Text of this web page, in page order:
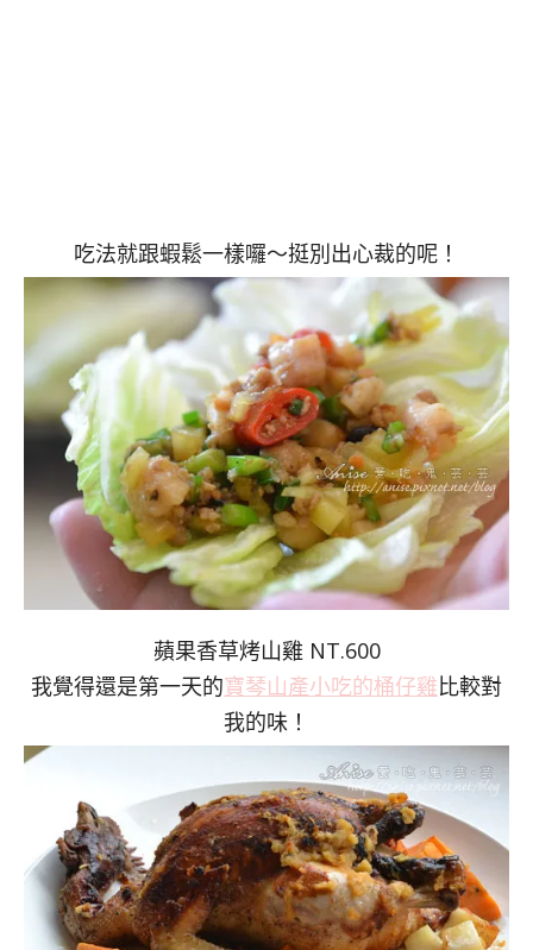
吃法就跟蝦鬆一樣囉～挺別出心裁的呢！
蘋果香草烤山雞 NT.600
我覺得還是第一天的寶琴山產小吃的桶仔雞比較對
我的味！